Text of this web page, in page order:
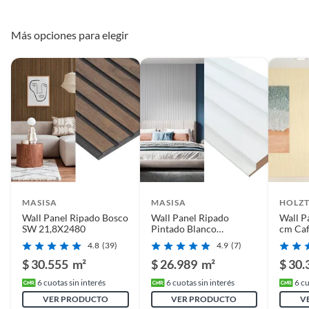
Manuales y documentos
Manual de Armado
Más opciones para elegir
MASISA
Wall Panel Ripado Bosco
SW 21,8X2480
4.8 (39)
$ 30.555 m²
6cuotas sin interés
VER PRODUCTO
MASISA
Wall Panel Ripado
Pintado Blanco
15x160x2440
4.9 (7)
$ 26.989 m²
6cuotas sin interés
VER PRODUCTO
Wall
cm
$
6